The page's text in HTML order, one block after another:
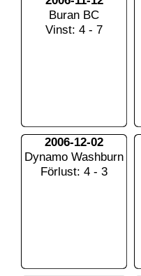
Buran BC
Vinst: 4 - 7
2006-12-02
Dynamo Washburn
Förlust: 4 - 3